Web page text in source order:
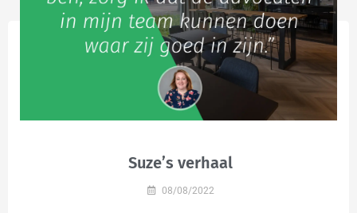
Suze’s verhaal
08/08/2022